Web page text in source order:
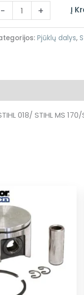
- + Į
Pjūklų dalys,
018/ STIHL MS 170/